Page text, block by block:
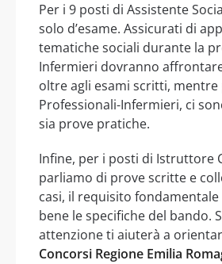
Per i 9 posti di Assistente
solo d’esame. Assicurati di
tematiche sociali durante la
Infermieri dovranno
oltre agli esami scritti,
Professionali-Infermieri, ci
sia prove pratiche.
Infine, per i posti di Istruttore
parliamo di prove scritte e
casi, il requisito
bene le specifiche del bando.
attenzione ti aiuterà a
Concorsi Regione Emilia